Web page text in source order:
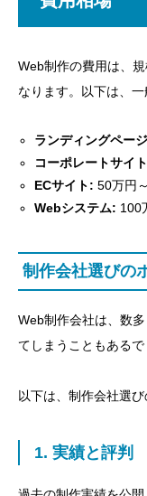
Web制作の費用は、
なります。以下は、一
ランディングペー
コーポレートサイ
ECサイト: 50万円
Webシステム: 100
制作会社選びの
Web制作会社は、数
てしまうこともあるで
以下は、制作会社選び
1. 実績と評判